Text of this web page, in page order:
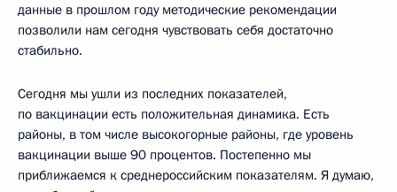
данные в прошлом году методические рекомендации
позволили нам сегодня чувствовать себя достаточно
стабильно.
Сегодня мы ушли из последних показателей,
по вакцинации есть положительная динамика. Есть
районы, в том числе высокогорные районы, где уровень
вакцинации выше 90 процентов. Постепенно мы
приближаемся к среднероссийским показателям. Я думаю,